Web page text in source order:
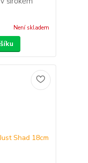
Není skladem